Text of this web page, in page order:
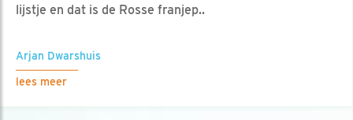
lijstje en dat is de Rosse franjep..
Arjan Dwarshuis
lees meer